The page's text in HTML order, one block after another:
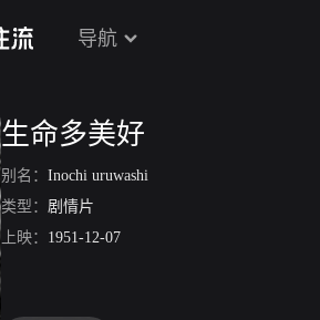
导航
生命多美好
别名： Inochi uruwashi
类型： 剧情片
上映： 1951-12-07